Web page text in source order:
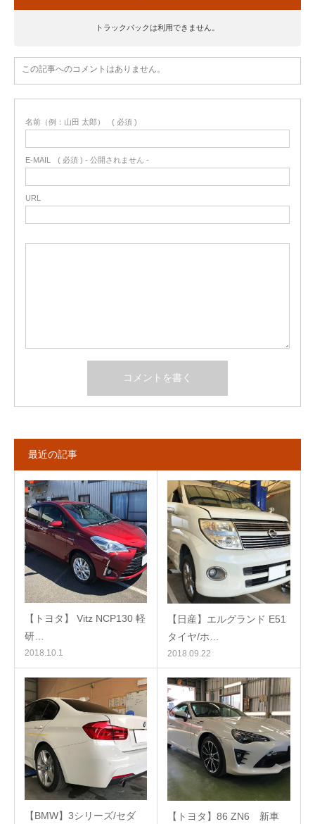
トラックバックは利用できません。
この記事へのコメントはありません。
名前（例：山田 太郎） ( 必須 )
E-MAIL ( 必須 ) - 公開されません -
URL
最近の記事
【トヨタ】 Vitz NCP130 軽
研…
2018.10.1
【日産】エルグランド E51
タイヤ/ホ…
2018.09.22
【BMW】3シリーズ/セダ
【トヨタ】86 ZN6 新車